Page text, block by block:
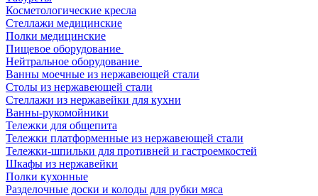
Косметологические кресла
Стеллажи медицинские
Полки медицинские
Пищевое оборудование
Нейтральное оборудование
Ванны моечные из нержавеющей стали
Столы из нержавеющей стали
Стеллажи из нержавейки для кухни
Ванны-рукомойники
Тележки для общепита
Тележки платформенные из нержавеющей стали
Тележки-шпильки для противней и гастроемкостей
Шкафы из нержавейки
Полки кухонные
Разделочные доски и колоды для рубки мяса